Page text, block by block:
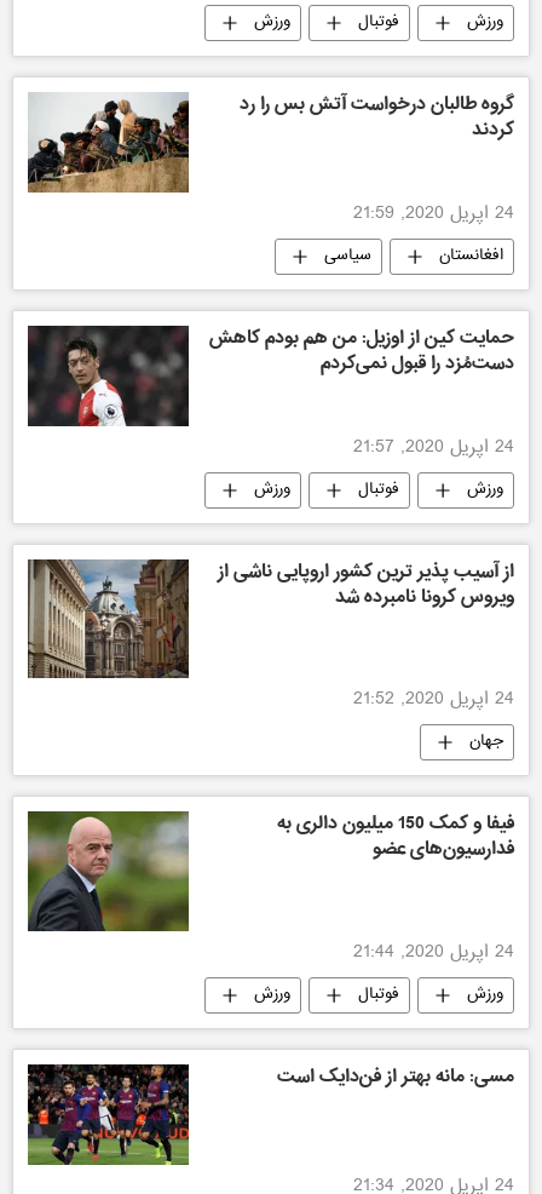
ورزش فوتبال ورزش
گروه طالبان درخواست آتش بس را رد
کردند
24 اپریل 2020, 21:59
افغانستان سیاسی
حمایت کین از اوزیل: من هم بودم کاهش
دست‌مُزد را قبول نمی‌کردم
24 اپریل 2020, 21:57
ورزش فوتبال ورزش
از آسیب پذیر ترین کشور اروپایی ناشی از
ویروس کرونا نامبرده شد
24 اپریل 2020, 21:52
جهان
فیفا و کمک 150 میلیون دالری به
فدارسیون‌های عضو
24 اپریل 2020, 21:44
ورزش فوتبال ورزش
مسی: مانه بهتر از فن‌دایک است